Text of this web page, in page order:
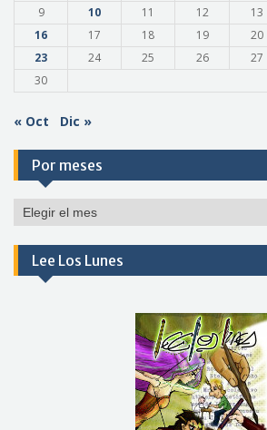
9 10 11 12 13
16
17 18 19 20
23
24 25 26 27
30
« Oct Dic »
Por meses
Por
Lee Los Lunes